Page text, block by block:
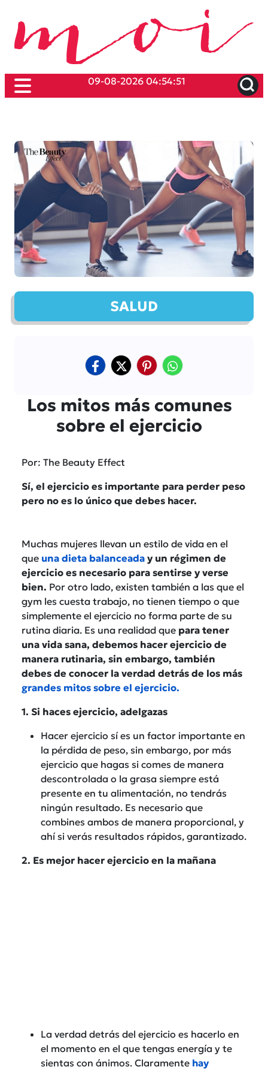
09-08-2026 04:54:51
SALUD
Los mitos más comunes
sobre el ejercicio
Por: The Beauty Effect
Sí, el ejercicio es importante para perder peso
pero no es lo único que debes hacer.
Muchas mujeres llevan un estilo de vida en el
que una dieta balanceada y un régimen de
ejercicio es necesario para sentirse y verse
bien. Por otro lado, existen también a las que el
gym les cuesta trabajo, no tienen tiempo o que
simplemente el ejercicio no forma parte de su
rutina diaria. Es una realidad que para tener
una vida sana, debemos hacer ejercicio de
manera rutinaria, sin embargo, también
debes de conocer la verdad detrás de los más
grandes mitos sobre el ejercicio.
1. Si haces ejercicio, adelgazas
Hacer ejercicio sí es un factor importante en
la pérdida de peso, sin embargo, por más
ejercicio que hagas si comes de manera
descontrolada o la grasa siempre está
presente en tu alimentación, no tendrás
ningún resultado. Es necesario que
combines ambos de manera proporcional, y
ahí si verás resultados rápidos, garantizado.
2. Es mejor hacer ejercicio en la mañana
La verdad detrás del ejercicio es hacerlo en
el momento en el que tengas energía y te
sientas con ánimos. Claramente hay